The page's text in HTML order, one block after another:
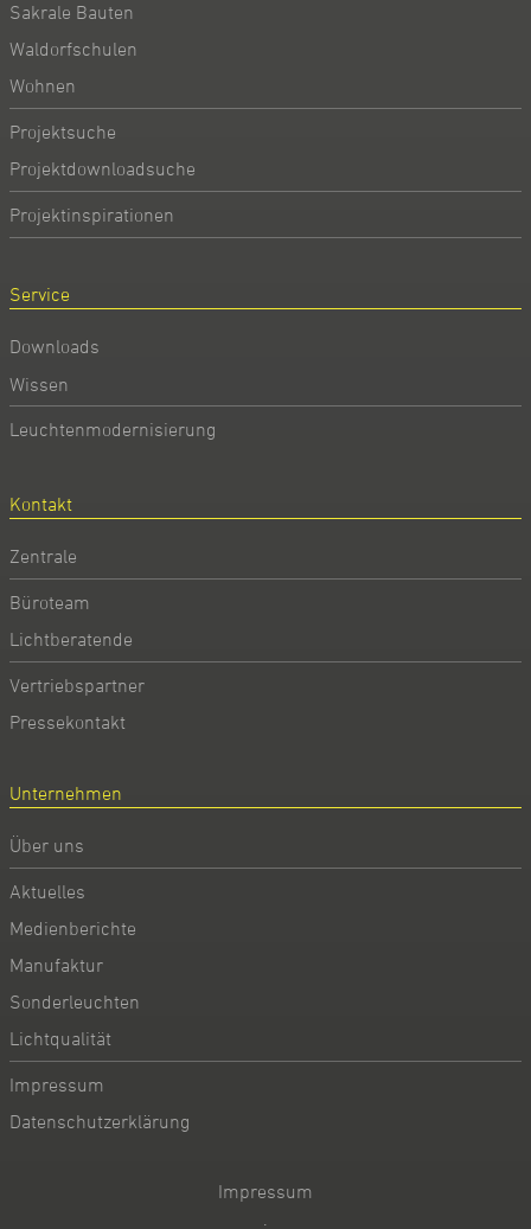
Sakrale Bauten
Waldorfschulen
Wohnen
Projektsuche
Projektdownloadsuche
Projektinspirationen
Service
Downloads
Wissen
Leuchtenmodernisierung
Kontakt
Zentrale
Büroteam
Lichtberatende
Vertriebspartner
Pressekontakt
Unternehmen
Über uns
Aktuelles
Medienberichte
Manufaktur
Sonderleuchten
Lichtqualität
Impressum
Datenschutzerklärung
Impressum
·